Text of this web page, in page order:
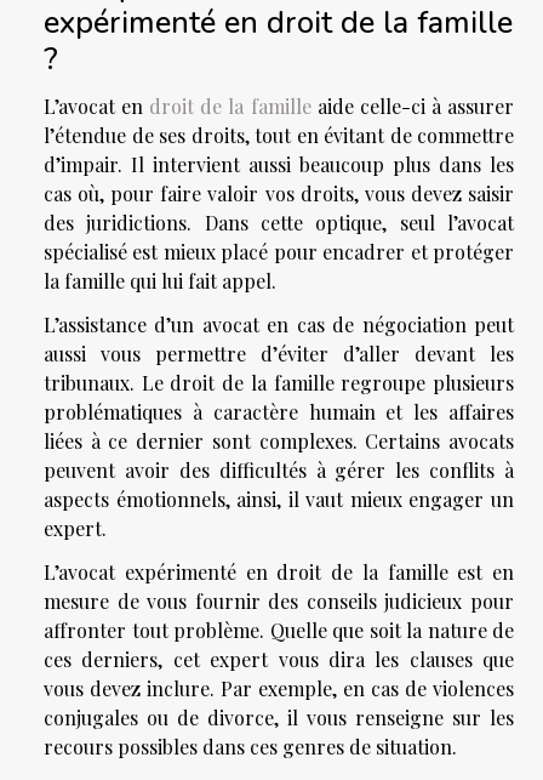
expérimenté en droit de la famille
?
L’avocat en droit de la familleaide celle-ci à assurer
l’étendue de ses droits, tout en évitant de commettre
d’impair. Il intervient aussi beaucoup plus dans les
cas où, pour faire valoir vos droits, vous devez saisir
des juridictions. Dans cette optique, seul l’avocat
spécialisé est mieux placé pour encadrer et protéger
la famille qui lui fait appel.
L’assistance d’un avocat en cas de négociation peut
aussi vous permettre d’éviter d’aller devant les
tribunaux. Le droit de la famille regroupe plusieurs
problématiques à caractère humain et les affaires
liées à ce dernier sont complexes. Certains avocats
peuvent avoir des difficultés à gérer les conflits à
aspects émotionnels, ainsi, il vaut mieux engager un
expert.
L’avocat expérimenté en droit de la famille est en
mesure de vous fournir des conseils judicieux pour
affronter tout problème. Quelle que soit la nature de
ces derniers, cet expert vous dira les clauses que
vous devez inclure. Par exemple, en cas de violences
conjugales ou de divorce, il vous renseigne sur les
recours possibles dans ces genres de situation.